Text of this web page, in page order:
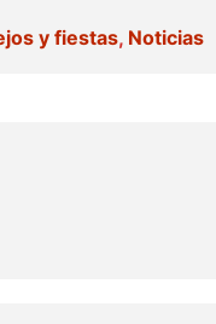
y fiestas, Noticias